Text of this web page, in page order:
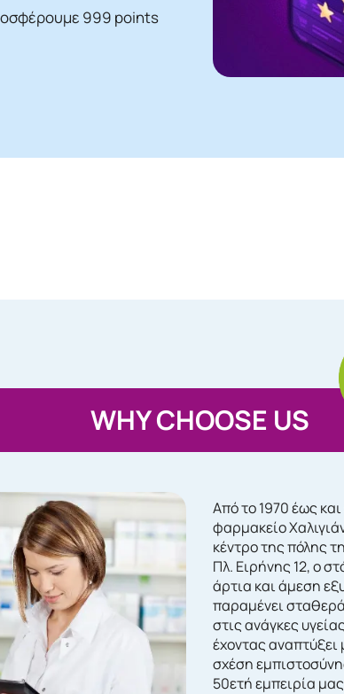
999 points
WHY CHOOSE US
Από το 1970 έως
φαρμακείο
κέντρο της πόλης
Πλ. Ειρήνης 12, ο
άρτια και άμεση
παραμένει
στις ανάγκες
έχοντας
σχέση
50ετή εμπειρία